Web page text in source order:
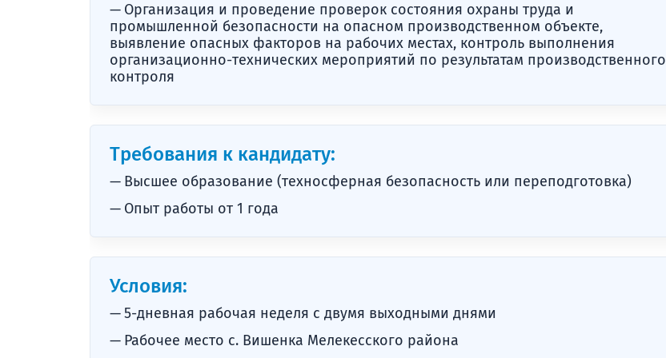
Организация и проведение проверок состояния охраны труда и
промышленной безопасности на опасном производственном объекте,
выявление опасных факторов на рабочих местах, контроль выполнения
организационно-технических мероприятий по результатам производственного
контроля
Требования к кандидату:
Высшее образование (техносферная безопасность или переподготовка)
Опыт работы от 1 года
Условия:
5-дневная рабочая неделя с двумя выходными днями
Рабочее место с. Вишенка Мелекесского района